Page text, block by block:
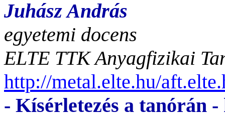
Juhász András
egyetemi docens
ELTE TTK Anyagfizikai
http://metal.elte.hu/
- Kísérletezés a tanórán